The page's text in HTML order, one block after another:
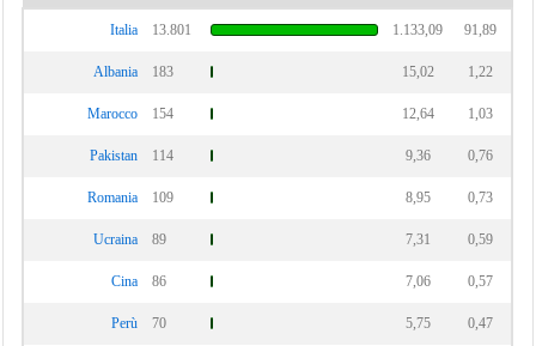
Italia 13.801 1.133,09 91,89
Albania 183 15,02 1,22
Marocco 154 12,64 1,03
Pakistan 114 9,36 0,76
Romania 109 8,95 0,73
Ucraina 89 7,31 0,59
Cina 86 7,06 0,57
Perù 70 5,75 0,47